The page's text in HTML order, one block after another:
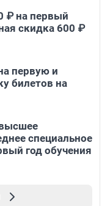
₽ на первый
скидка 600 ₽
первую и
билетов на
специальное
год обучения